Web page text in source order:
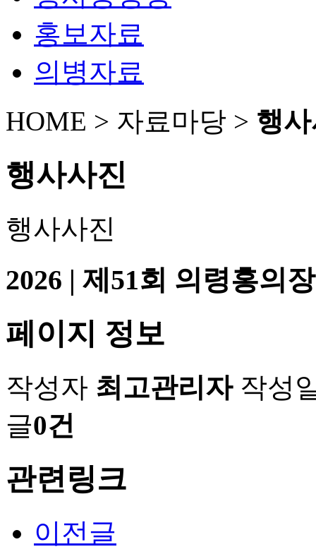
홍보자료
의병자료
HOME > 자료마당 > 행
행사사진
행사사진
2026 | 제51회 의령홍의
페이지 정보
작성자 최고관리자 작성
글0건
관련링크
이전글